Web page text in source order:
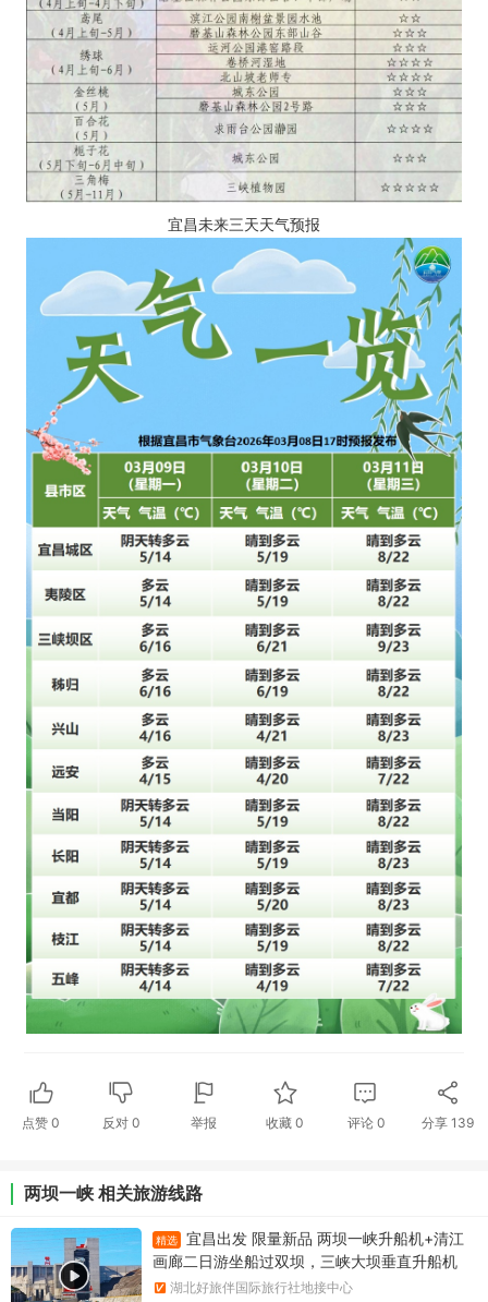
宜昌未来三天天气预报
点赞 0 反对0 举报 收藏 0 评论 0 分享 139
两坝一峡 相关旅游线路
精选
宜昌出发 限量新品 两坝一峡升船机+清江
画廊二日游坐船过双坝，三峡大坝垂直升船机
+葛洲坝船闸，游清江百里画廊
湖北好旅伴国际旅行社地接中心